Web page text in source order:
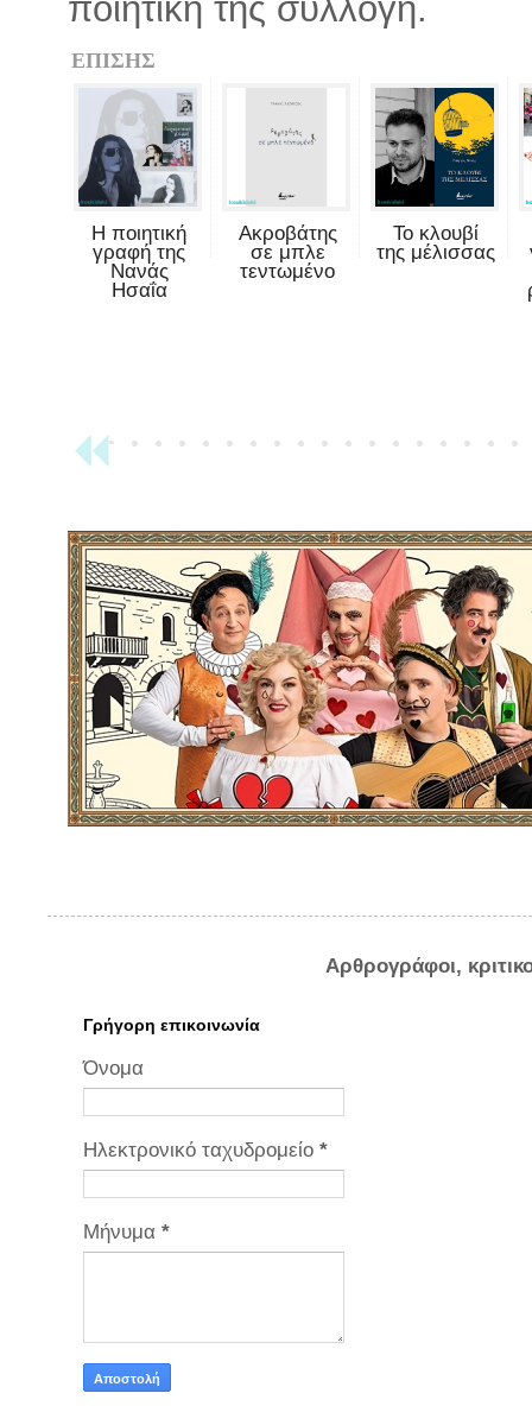
ποιητική της συλλογή.
ΕΠΙΣΗΣ
Η ποιητική
γραφή της
Νανάς
Ησαΐα
Ακροβάτης
σε μπλε
τεντωμένο
Το κλουβί
της μέλισσας
Αρθρογράφοι,
Γρήγορη επικοινωνία
Όνομα
Ηλεκτρονικό ταχυδρομείο *
Μήνυμα *